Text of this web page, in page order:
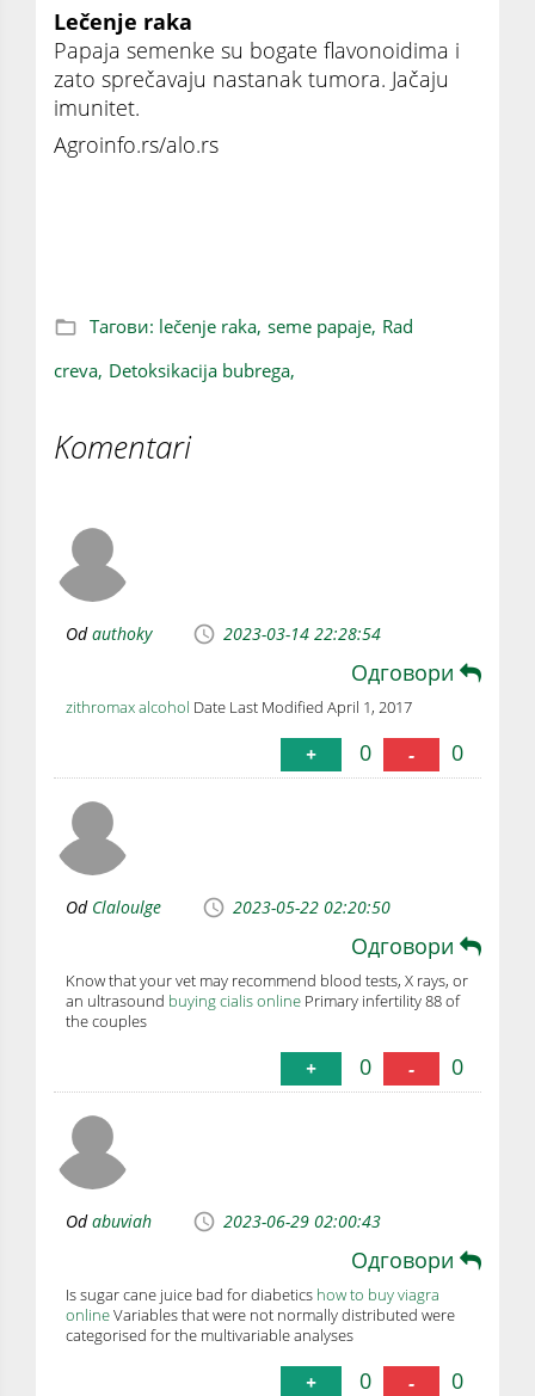
Lečenje raka
Papaja semenke su bogate flavonoidima i
zato sprečavaju nastanak tumora. Jačaju
imunitet.
Agroinfo.rs/alo.rs
Тагови: lečenje raka, seme papaje, Rad
creva, Detoksikacija bubrega,
Komentari
Odauthoky 2023-03-14 22:28:54
Одговори
zithromax alcohol Date Last Modified April 1, 2017
+ 0 - 0
Od Claloulge 2023-05-22 02:20:50
Одговори
Know that your vet may recommend blood tests, X rays, or
an ultrasound buying cialis online Primary infertility 88 of
the couples
+ 0 - 0
Odabuviah 2023-06-29 02:00:43
Одговори
Is sugar cane juice bad for diabetics how to buy viagra
onlineVariables that were not normally distributed were
categorised for the multivariable analyses
+ 0 - 0